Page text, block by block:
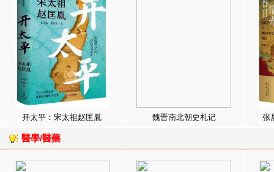
开太平：宋太祖赵匡胤 魏晋南北朝史札记 张
醫學/醫藥